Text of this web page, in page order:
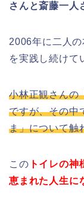
さんと斎藤一人
2006年に二人
を実践し続けて
小林正観さんの
ですが、その中
ま」について触
この トイレの
恵まれた人生に